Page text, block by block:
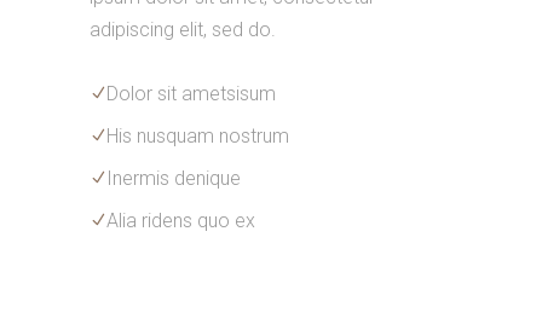
adipiscing elit, sed do.
Dolor sit ametsisum
His nusquam nostrum
Inermis denique
Alia ridens quo ex